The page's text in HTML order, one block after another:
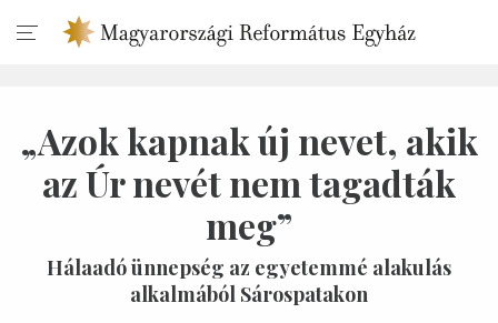
„Azok kapnak új nevet, akik
az Úr nevét nem tagadták
meg”
Hálaadó ünnepség az egyetemmé alakulás
alkalmából Sárospatakon